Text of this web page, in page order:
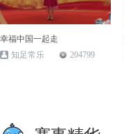
幸福中国一起走
知足常乐
204799